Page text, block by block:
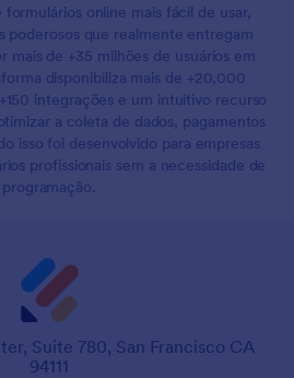
online mais fácil de usar,
poderosos que realmente entregam
mais de +35 milhões de usuários em
disponibiliza mais de +20,000
integrações e um intuitivo recurso
a coleta de dados, pagamentos
isso foi desenvolvido para empresas
profissionais sem a necessidade de
programação.
Suite 780, San Francisco CA
94111